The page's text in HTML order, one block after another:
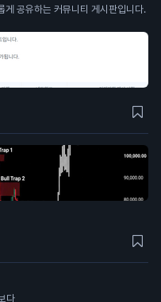
게 공유하는 커뮤니티 게시판입니다.
다